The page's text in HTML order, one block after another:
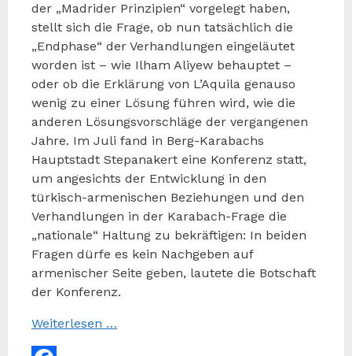
der „Madrider Prinzipien“ vorgelegt haben,
stellt sich die Frage, ob nun tatsächlich die
„Endphase“ der Verhandlungen eingeläutet
worden ist – wie Ilham Aliyew behauptet –
oder ob die Erklärung von L’Aquila genauso
wenig zu einer Lösung führen wird, wie die
anderen Lösungsvorschläge der vergangenen
Jahre. Im Juli fand in Berg-Karabachs
Hauptstadt Stepanakert eine Konferenz statt,
um angesichts der Entwicklung in den
türkisch-armenischen Beziehungen und den
Verhandlungen in der Karabach-Frage die
„nationale“ Haltung zu bekräftigen: In beiden
Fragen dürfe es kein Nachgeben auf
armenischer Seite geben, lautete die Botschaft
der Konferenz.
Weiterlesen …